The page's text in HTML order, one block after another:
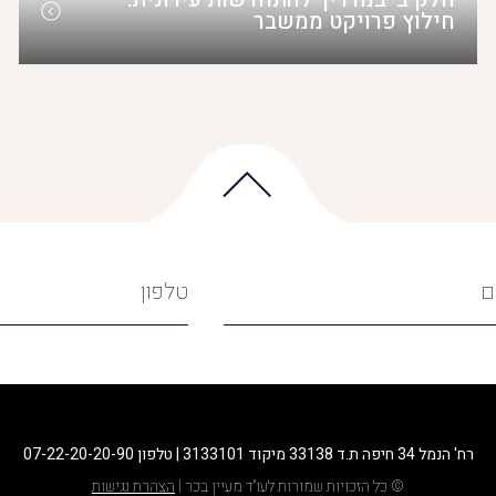
חילוץ פרויקט ממשבר
טלפון
רח' הנמל 34 חיפה ת.ד 33138 מיקוד 3133101 | טלפון 07-22-20-20-90
© כל הזכויות שמורות לעו"ד מעיין בכר | הצהרת נגישות